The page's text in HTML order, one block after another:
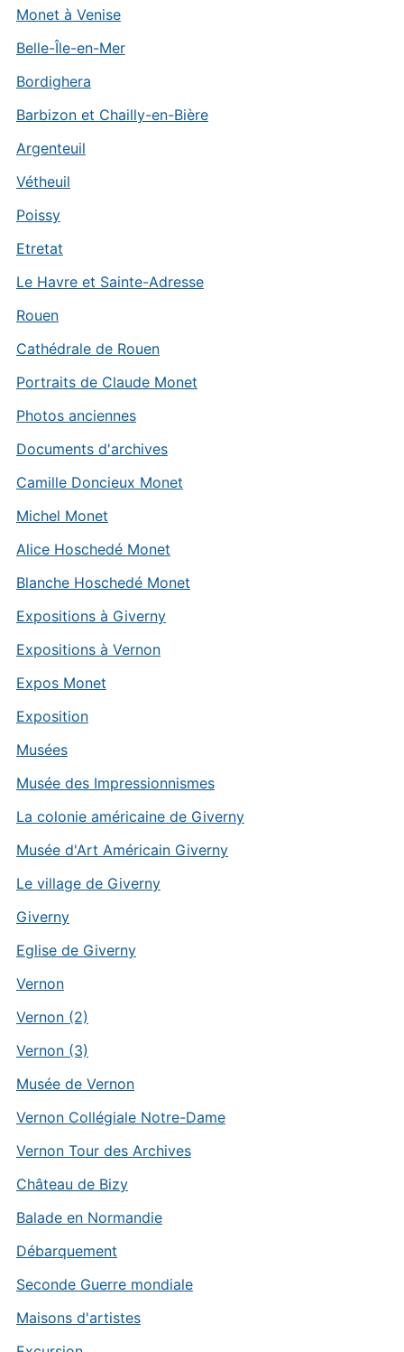
Monet à Venise
Belle-Île-en-Mer
Bordighera
Barbizon et Chailly-en-Bière
Argenteuil
Vétheuil
Poissy
Etretat
Le Havre et Sainte-Adresse
Rouen
Cathédrale de Rouen
Portraits de Claude Monet
Photos anciennes
Documents d'archives
Camille Doncieux Monet
Michel Monet
Alice Hoschedé Monet
Blanche Hoschedé Monet
Expositions à Giverny
Expositions à Vernon
Expos Monet
Exposition
Musées
Musée des Impressionnismes
La colonie américaine de Giverny
Musée d'Art Américain Giverny
Le village de Giverny
Giverny
Eglise de Giverny
Vernon
Vernon (2)
Vernon (3)
Musée de Vernon
Vernon Collégiale Notre-Dame
Vernon Tour des Archives
Château de Bizy
Balade en Normandie
Débarquement
Seconde Guerre mondiale
Maisons d'artistes